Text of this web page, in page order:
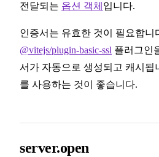
전달되는 옵션 객체 입니다.
인증서는 유효한 것이 필요합니
@vitejs/plugin-basic-ssl 플러그인
서가 자동으로 생성되고 캐시
를 사용하는 것이 좋습니다.
server.open